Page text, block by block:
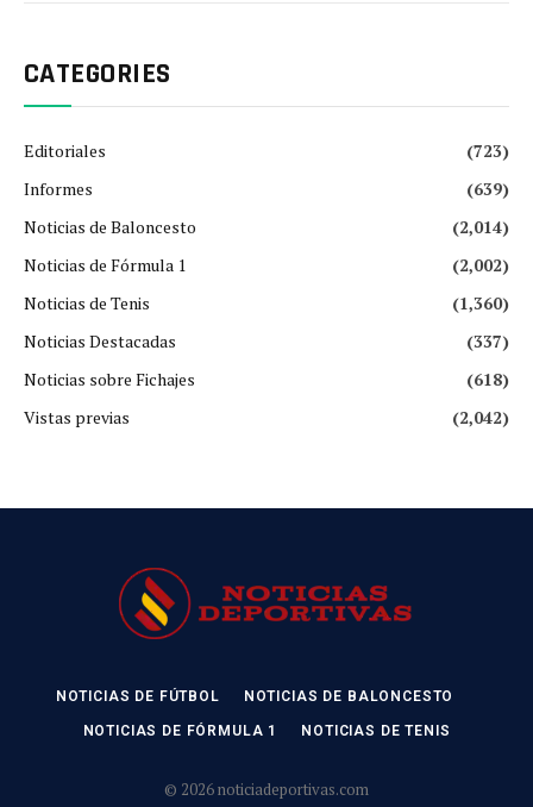
CATEGORIES
Editoriales
(723)
Informes
(639)
Noticias de Baloncesto
(2,014)
Noticias de Fórmula 1
(2,002)
Noticias de Tenis
(1,360)
Noticias Destacadas
(337)
Noticias sobre Fichajes
(618)
Vistas previas
(2,042)
NOTICIAS DE FÚTBOL NOTICIAS DE BALONCESTO
NOTICIAS DE FÓRMULA 1 NOTICIAS DE TENIS
© 2026 noticiadeportivas.com